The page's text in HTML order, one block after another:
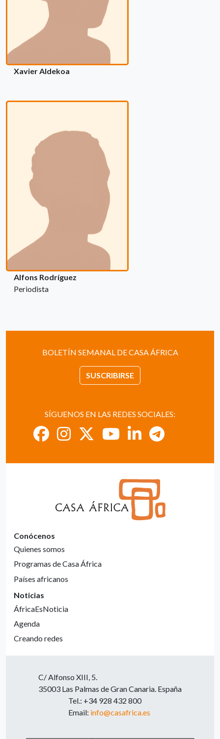
Xavier Aldekoa
Alfons Rodríguez
Periodista
BOLETÍN SEMANAL DE CASA ÁFRICA
SUSCRIBIRSE
SÍGUENOS EN LAS REDES SOCIALES:
Conócenos
Quienes somos
Programas de Casa África
Países africanos
Noticias
ÁfricaEsNoticia
Agenda
Creando redes
C/ Alfonso XIII, 5.
35003 Las Palmas de Gran Canaria. España
Tel.: +34 928 432 800
Email: info@casafrica.es